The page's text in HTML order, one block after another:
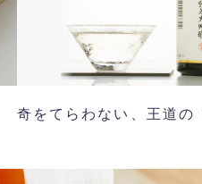
奇をてらわない、王道の